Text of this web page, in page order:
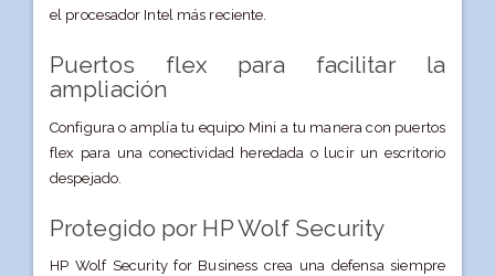
el procesador Intel más reciente.
Puertos flex para facilitar la
ampliación
Configura o amplía tu equipo Mini a tu manera con puertos
flex para una conectividad heredada o lucir un escritorio
despejado.
Protegido por HP Wolf Security
HP Wolf Security for Business crea una defensa siempre